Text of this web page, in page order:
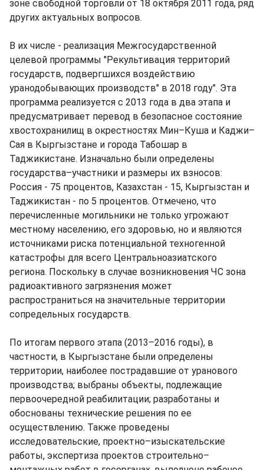
зоне свободной торговли от 18 октября 2011 года, ряд
других актуальных вопросов.
В их числе - реализация Межгосударственной
целевой программы "Рекультивация территорий
государств, подвергшихся воздействию
уранодобывающих производств" в 2018 году". Эта
программа реализуется с 2013 года в два этапа и
предусматривает перевод в безопасное состояние
хвостохранилищ в окрестностях Мин–Куша и Каджи–
Сая в Кыргызстане и города Табошар в
Таджикистане. Изначально были определены
государства–участники и размеры их взносов:
Россия - 75 процентов, Казахстан - 15, Кыргызстан и
Таджикистан - по 5 процентов. Отмечено, что
перечисленные могильники не только угрожают
местному населению, его здоровью, но и являются
источниками риска потенциальной техногенной
катастрофы для всего Центральноазиатского
региона. Поскольку в случае возникновения ЧС зона
радиоактивного загрязнения может
распространиться на значительные территории
сопредельных государств.
По итогам первого этапа (2013–2016 годы), в
частности, в Кыргызстане были определены
территории, наиболее пострадавшие от уранового
производства; выбраны объекты, подлежащие
первоочередной реабилитации; разработаны и
обоснованы технические решения по ее
осуществлению. Также проведены
исследовательские, проектно–изыскательские
работы, экспертиза проектов строительно–